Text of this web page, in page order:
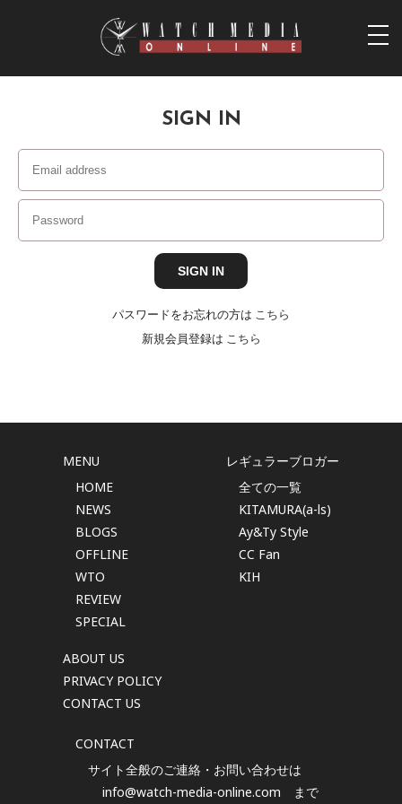
SIGN IN
パスワードをお忘れの方は こちら
新規会員登録は こちら
MENU
HOME
NEWS
BLOGS
OFFLINE
WTO
REVIEW
SPECIAL
ABOUT US
PRIVACY POLICY
CONTACT US
レギュラーブロガー
全ての一覧
KITAMURA(a-ls)
Ay&Ty Style
CC Fan
KIH
CONTACT
サイト全般のご連絡・お問い合わせは
info@watch-media-online.com まで